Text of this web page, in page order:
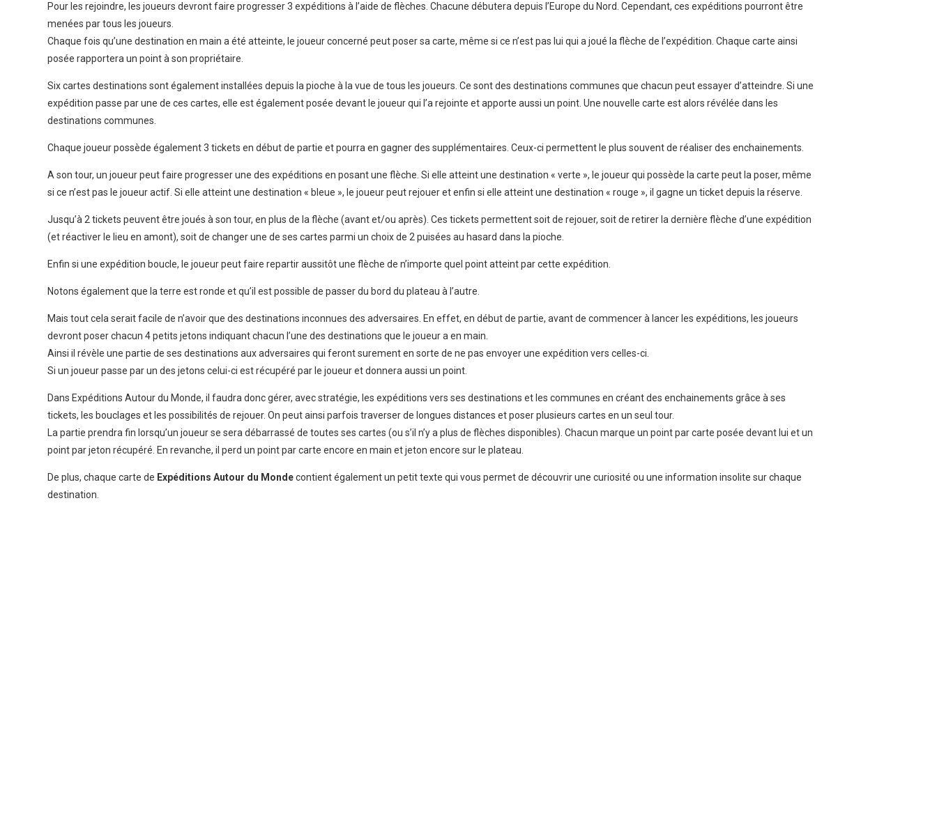
Pour les rejoindre, les joueurs devront faire progresser 3 expéditions à l’aide de flèches. Chacune débutera depuis l’Europe du Nord. Cependant, ces expéditions pourront être
menées par tous les joueurs.
Chaque fois qu’une destination en main a été atteinte, le joueur concerné peut poser sa carte, même si ce n’est pas lui qui a joué la flèche de l’expédition. Chaque carte ainsi
posée rapportera un point à son propriétaire.
Six cartes destinations sont également installées depuis la pioche à la vue de tous les joueurs. Ce sont des destinations communes que chacun peut essayer d’atteindre. Si une
expédition passe par une de ces cartes, elle est également posée devant le joueur qui l’a rejointe et apporte aussi un point. Une nouvelle carte est alors révélée dans les
destinations communes.
Chaque joueur possède également 3 tickets en début de partie et pourra en gagner des supplémentaires. Ceux-ci permettent le plus souvent de réaliser des enchainements.
A son tour, un joueur peut faire progresser une des expéditions en posant une flèche. Si elle atteint une destination « verte », le joueur qui possède la carte peut la poser, même
si ce n’est pas le joueur actif. Si elle atteint une destination « bleue », le joueur peut rejouer et enfin si elle atteint une destination « rouge », il gagne un ticket depuis la réserve.
Jusqu’à 2 tickets peuvent être joués à son tour, en plus de la flèche (avant et/ou après). Ces tickets permettent soit de rejouer, soit de retirer la dernière flèche d’une expédition
(et réactiver le lieu en amont), soit de changer une de ses cartes parmi un choix de 2 puisées au hasard dans la pioche.
Enfin si une expédition boucle, le joueur peut faire repartir aussitôt une flèche de n’importe quel point atteint par cette expédition.
Notons également que la terre est ronde et qu’il est possible de passer du bord du plateau à l’autre.
Mais tout cela serait facile de n’avoir que des destinations inconnues des adversaires. En effet, en début de partie, avant de commencer à lancer les expéditions, les joueurs
devront poser chacun 4 petits jetons indiquant chacun l’une des destinations que le joueur a en main.
Ainsi il révèle une partie de ses destinations aux adversaires qui feront surement en sorte de ne pas envoyer une expédition vers celles-ci.
Si un joueur passe par un des jetons celui-ci est récupéré par le joueur et donnera aussi un point.
Dans Expéditions Autour du Monde, il faudra donc gérer, avec stratégie, les expéditions vers ses destinations et les communes en créant des enchainements grâce à ses
tickets, les bouclages et les possibilités de rejouer. On peut ainsi parfois traverser de longues distances et poser plusieurs cartes en un seul tour.
La partie prendra fin lorsqu’un joueur se sera débarrassé de toutes ses cartes (ou s’il n’y a plus de flèches disponibles). Chacun marque un point par carte posée devant lui et un
point par jeton récupéré. En revanche, il perd un point par carte encore en main et jeton encore sur le plateau.
De plus, chaque carte de Expéditions Autour du Mondecontient également un petit texte qui vous permet de découvrir une curiosité ou une information insolite sur chaque
destination.